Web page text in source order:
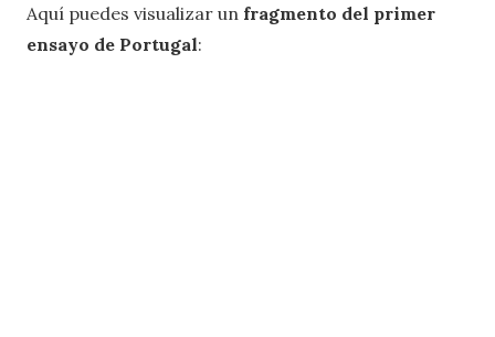
Aquí puedes visualizar un fragmento del primer
ensayo de Portugal: